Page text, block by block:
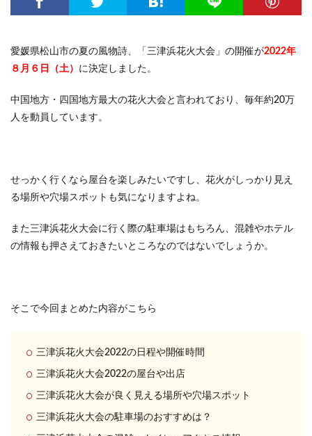
愛媛県松山市の夏の風物詩、「三津浜花火大会」の開催が2022年
８月６日（土） に決定しました。
中国地方・四国地方最大の花火大会と言われており、毎年約20万
人を動員しています。
せっかく行くなら屋台を楽しみたいですし、花火がしっかり見え
る場所や穴場スポットも気になりますよね。
また三津浜花火大会に行く際の駐車場はもちろん、混雑やホテル
の情報も押さえておきたいところなのではないでしょうか。
そこで今回まとめた内容がこちら
三津浜花火大会2022の日程や開催時間
三津浜花火大会2022の屋台や出店
三津浜花火大会が良く見える場所や穴場スポット
三津浜花火大会の駐車場のおすすめは？